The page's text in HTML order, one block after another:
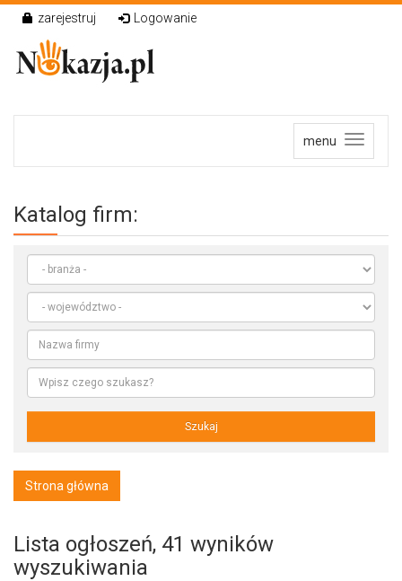
zarejestruj Logowanie
menu
Katalog firm:
Szukaj
Strona główna
Lista ogłoszeń, 41 wyników
wyszukiwania